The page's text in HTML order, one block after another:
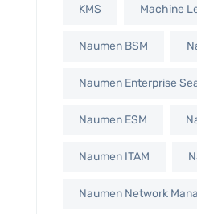
KMS Machine
Naumen BSM
Naumen Enterprise
Naumen ESM
Naumen ITAM
Naumen Network